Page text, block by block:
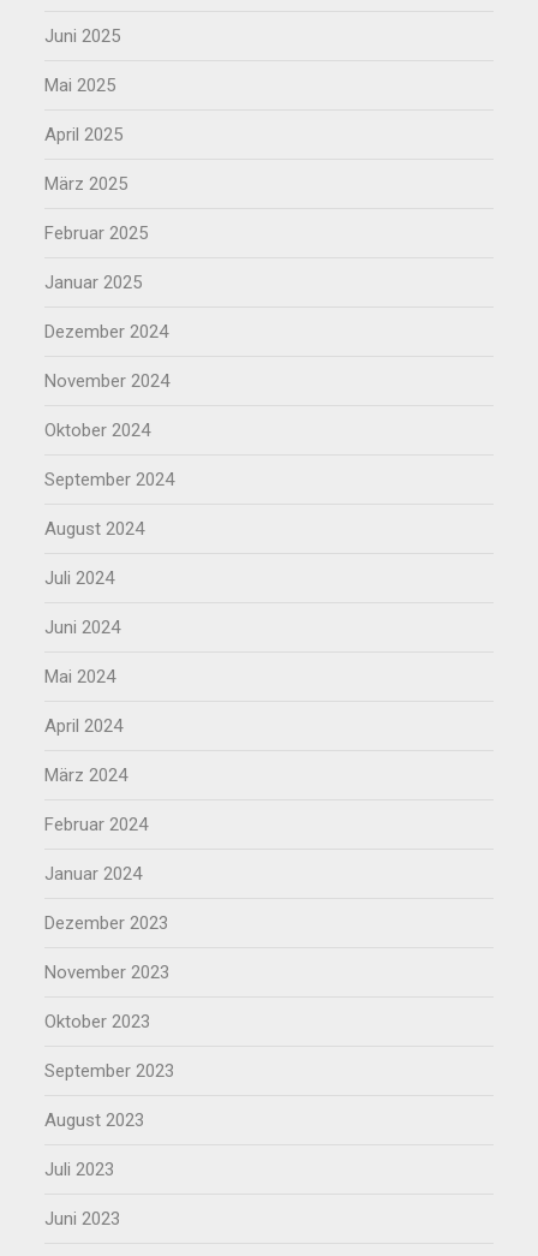
Juni 2025
Mai 2025
April 2025
März 2025
Februar 2025
Januar 2025
Dezember 2024
November 2024
Oktober 2024
September 2024
August 2024
Juli 2024
Juni 2024
Mai 2024
April 2024
März 2024
Februar 2024
Januar 2024
Dezember 2023
November 2023
Oktober 2023
September 2023
August 2023
Juli 2023
Juni 2023